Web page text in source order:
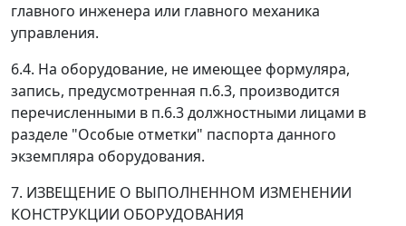
главного инженера или главного механика
управления.
6.4. На оборудование, не имеющее формуляра,
запись, предусмотренная п.6.3, производится
перечисленными в п.6.3 должностными лицами в
разделе "Особые отметки" паспорта данного
экземпляра оборудования.
7. ИЗВЕЩЕНИЕ О ВЫПОЛНЕННОМ ИЗМЕНЕНИИ
КОНСТРУКЦИИ ОБОРУДОВАНИЯ